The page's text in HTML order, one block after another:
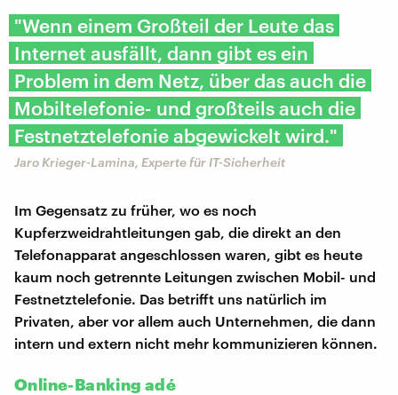
"Wenn einem Großteil der Leute das
Internet ausfällt, dann gibt es ein
Problem in dem Netz, über das auch die
Mobiltelefonie- und großteils auch die
Festnetztelefonie abgewickelt wird."
Jaro Krieger-Lamina, Experte für IT-Sicherheit
Im Gegensatz zu früher, wo es noch
Kupferzweidrahtleitungen gab, die direkt an den
Telefonapparat angeschlossen waren, gibt es heute
kaum noch getrennte Leitungen zwischen Mobil- und
Festnetztelefonie. Das betrifft uns natürlich im
Privaten, aber vor allem auch Unternehmen, die dann
intern und extern nicht mehr kommunizieren können.
Online-Banking adé